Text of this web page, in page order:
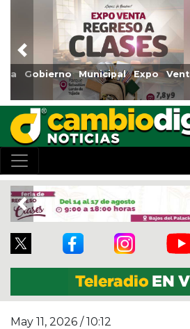
Reabrirá Coatzacoalcos la
Previous
Previous
May 11, 2026 / 10:12